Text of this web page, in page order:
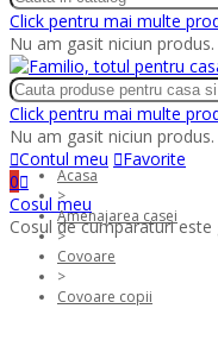
Click pentru mai multe
Nu am gasit niciun produs.
Click pentru mai multe
Nu am gasit niciun produs.
Contul meu
Favorite
0
Cosul meu
Cosul de cumparaturi este
Acasa
>
Amenajarea casei
>
Covoare
>
Covoare copii